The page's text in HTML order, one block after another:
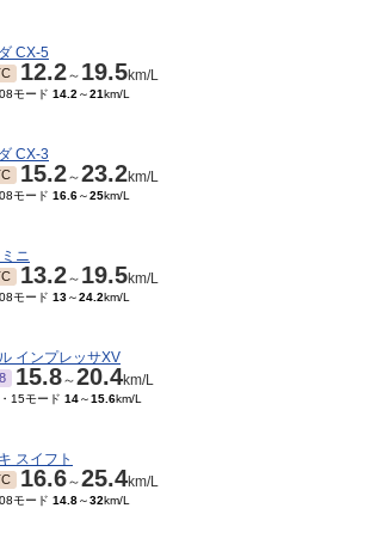
CX-5
12.2～ 19.5km/L
モード 14.2 ～21km/L
CX-3
15.2～23.2km/L
モード 16.6～25km/L
ニ
13.2～ 19.5km/L
モード 13～24.2km/L
インプレッサXV
15.8～20.4km/L
15モード 14～15.6km/L
スイフト
16.6～25.4km/L
モード 14.8～32km/L